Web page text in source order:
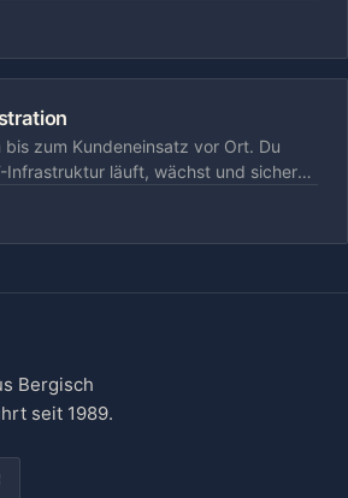
bis zum Kundeneinsatz vor Ort. Du
Infrastruktur läuft, wächst und sicher
Bergisch
seit 1989.